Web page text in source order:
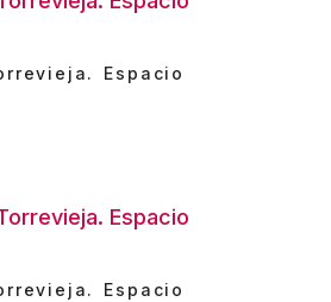
Espacio
Espacio